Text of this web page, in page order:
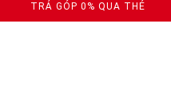
TRẢ GÓP 0% QUA THẺ